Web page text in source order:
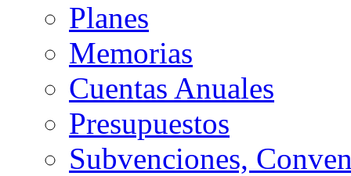
Planes
Memorias
Cuentas Anuales
Presupuestos
Subvenciones,